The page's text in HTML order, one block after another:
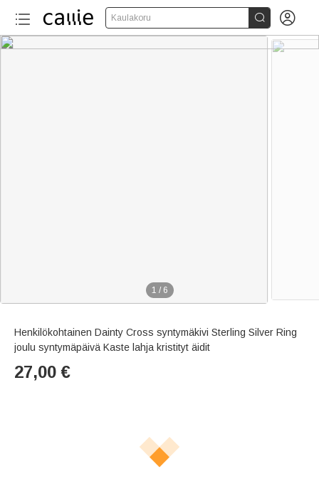
Kaulakoru  
1 / 6
Henkilökohtainen Dainty Cross syntymäkivi Sterling Silver Ring
joulu syntymäpäivä Kaste lahja kristityt äidit
27,00 €